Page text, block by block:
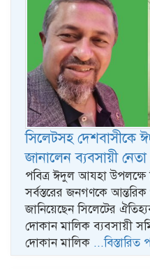
সিলেটসহ দেশবাসীকে
জানালেন ব্যবসায়ী
পবিত্র ঈদুল আযহা উপলক্ষে
সর্বস্তরের জনগণকে
জানিয়েছেন সিলেটের
দোকান মালিক ব্যবসায়ী
দোকান মালিক ...বিস্তারিত